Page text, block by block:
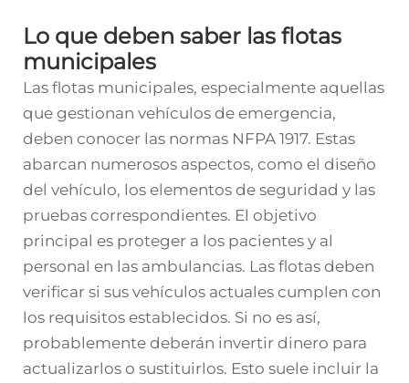
Lo que deben saber las flotas
municipales
Las flotas municipales, especialmente aquellas
que gestionan vehículos de emergencia,
deben conocer las normas NFPA 1917. Estas
abarcan numerosos aspectos, como el diseño
del vehículo, los elementos de seguridad y las
pruebas correspondientes. El objetivo
principal es proteger a los pacientes y al
personal en las ambulancias. Las flotas deben
verificar si sus vehículos actuales cumplen con
los requisitos establecidos. Si no es así,
probablemente deberán invertir dinero para
actualizarlos o sustituirlos. Esto suele incluir la